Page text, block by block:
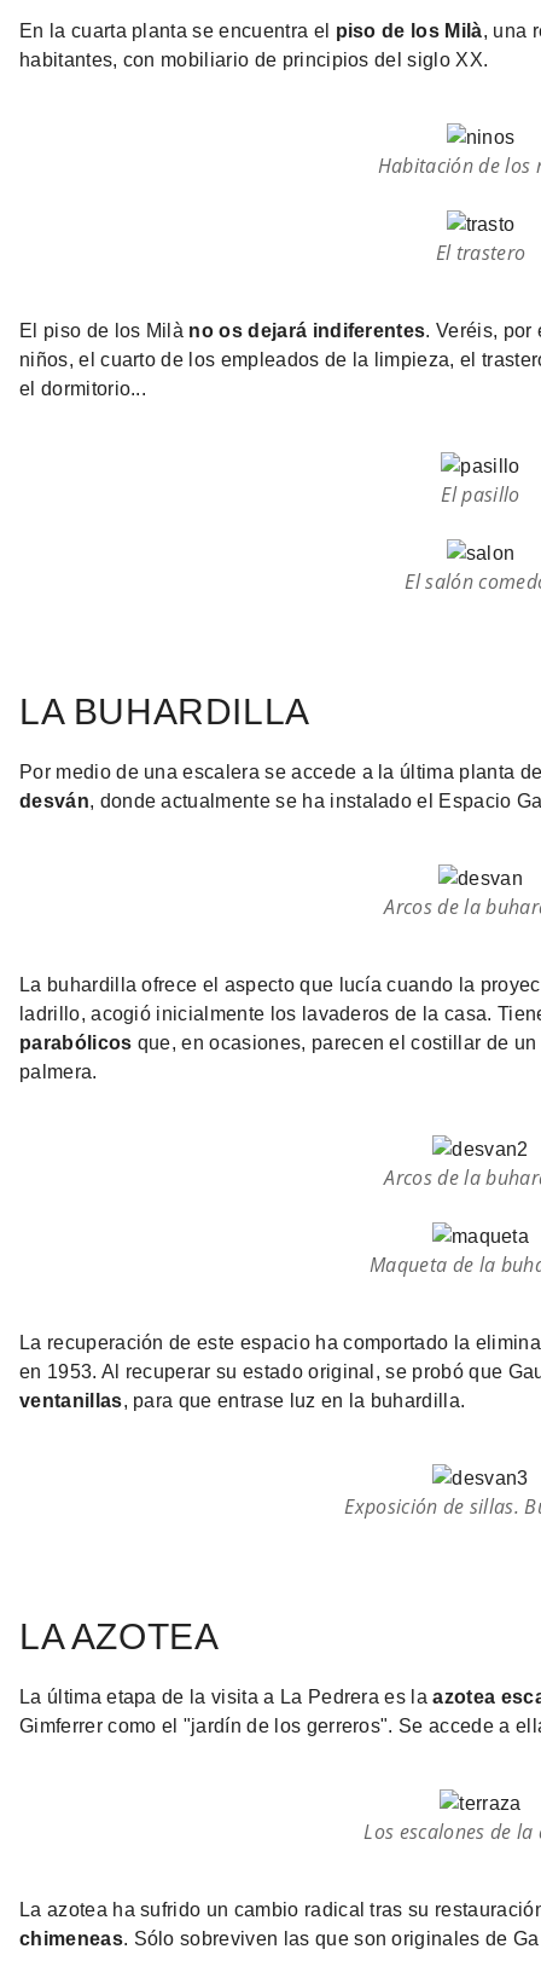
En la cuarta planta se encuentra el piso de los Milà, una
habitantes, con mobiliario de principios del siglo XX.
Habitación de los
El trastero
El piso de los Milà no os dejará indiferentes. Veréis, por
niños, el cuarto de los empleados de la limpieza, el
el dormitorio...
El pasillo
El salón
LA BUHARDILLA
Por medio de una escalera se accede a la última planta
desván, donde actualmente se ha instalado el Espacio
Arcos de la
La buhardilla ofrece el aspecto que lucía cuando la
ladrillo, acogió inicialmente los lavaderos de la casa.
parabólicos que, en ocasiones, parecen el costillar de
palmera.
Arcos de la
Maqueta de la
La recuperación de este espacio ha comportado la
en 1953. Al recuperar su estado original, se probó que
ventanillas, para que entrase luz en la buhardilla.
Exposición de sillas.
LA AZOTEA
La última etapa de la visita a La Pedrera es laazotea
Gimferrer como el "jardín de los gerreros". Se accede a
Los escalones de la
La azotea ha sufrido un cambio radical tras su
chimeneas. Sólo sobreviven las que son originales de